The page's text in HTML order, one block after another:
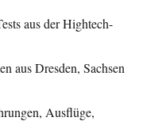
aus der Hightech-
aus Dresden, Sachsen
Ausflüge,